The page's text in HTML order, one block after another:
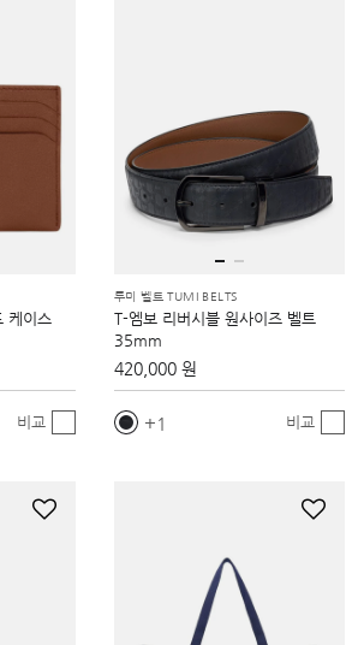
케이스
비교
투미 벨트 TUMI BELTS
T-엠보 리버시블 원사이즈 벨트
35mm
420,000 원
1 비교